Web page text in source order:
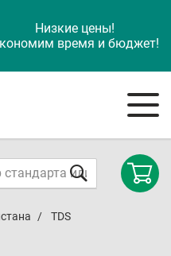
Низкие цены!
время и бюджет!
TDS